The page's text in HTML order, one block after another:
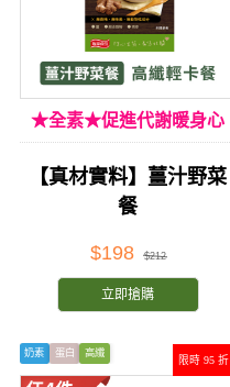
★全素★促進代謝暖身心
【真材實料】薑汁野菜
餐
$198 $212
立即搶購
限時 95 折
奶素 蛋白 高纖